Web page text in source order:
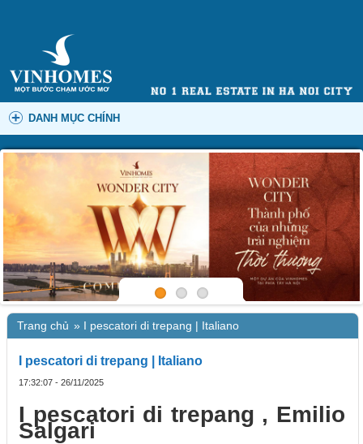
DANH MỤC CHÍNH
Trang chủ » I pescatori di trepang | Italiano
I pescatori di trepang | Italiano
17:32:07 - 26/11/2025
I pescatori di trepang , Emilio
Salgari